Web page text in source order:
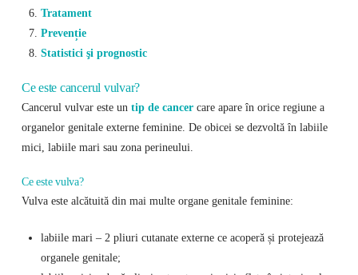
Tratament
Prevenție
Statistici şi prognostic
Ce este cancerul vulvar?
Cancerul vulvar este un tip de cancercare apare în orice regiune a
organelor genitale externe feminine. De obicei se dezvoltă în labiile
mici, labiile mari sau zona perineului.
Ce este vulva?
Vulva este alcătuită din mai multe organe genitale feminine:
labiile mari – 2 pliuri cutanate externe ce acoperă și protejează
organele genitale;